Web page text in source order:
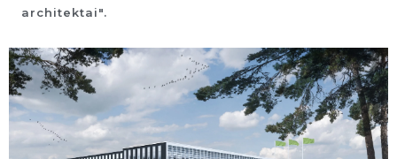
architektai".